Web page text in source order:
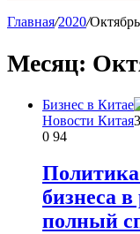
Главная/2020/Октябрь
Месяц:
Бизнес в Китае
Новости Китая
0 94
бизнеса
полный